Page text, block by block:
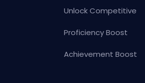
Unlock Competitive
Proficiency Boost
Achievement Boost